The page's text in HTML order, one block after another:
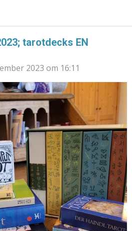
tarotdecks EN
2023 om 16:11